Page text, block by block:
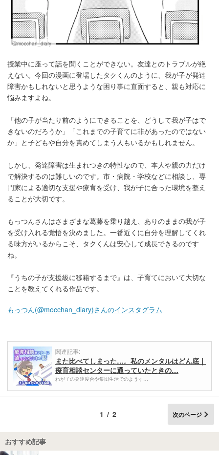
Ⓒmocchan_diary
授業中に座って話を聞くことができない。友達とのトラブルが絶
えない。今回の漫画に登場したタクくんのように、我が子が発達
障害かもしれないと思うような困り事に直面すると、親も対応に
悩みますよね。
「他の子が当たり前のようにできることを、どうして我が子はで
きないのだろうか」「これまでの子育てに非があったのではない
か」と子どもや自分を責めてしまう人もいるかもしれません。
しかし、発達障害は生まれつきの特性なので、本人や親の力だけ
で解決するのは難しいのです。市・病院・学校などに相談し、専
門家による適切な支援や療育を受け、我が子に合った環境を整え
ることが大切です。
もっつんさんはさまざまな葛藤を乗り越え、ありのままの我が子
を受け入れる覚悟を決めました。一番近くに自分を理解してくれ
る味方がいるからこそ、タクくんは安心して成長できるのです
ね。
『うちの子が支援級に移籍するまで』は、子育てにおいて大切な
ことを教えてくれる作品です。
もっつん(@mocchan_diary)さんのインスタグラム
関連記事:
また比べてしまった…。私のメンタルはどん底｜
療育相談センターに通っていたときの…
わが子の発達度合や集団生活でのようす…
1/2 次のページ
おすすめ記事